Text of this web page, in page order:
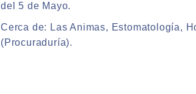
del 5 de Mayo.
Cerca de: Las Animas, Estomatología,
(Procuraduría).